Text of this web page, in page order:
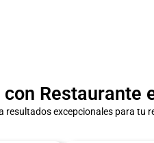
Restaurante
resultados excepcionales para tu